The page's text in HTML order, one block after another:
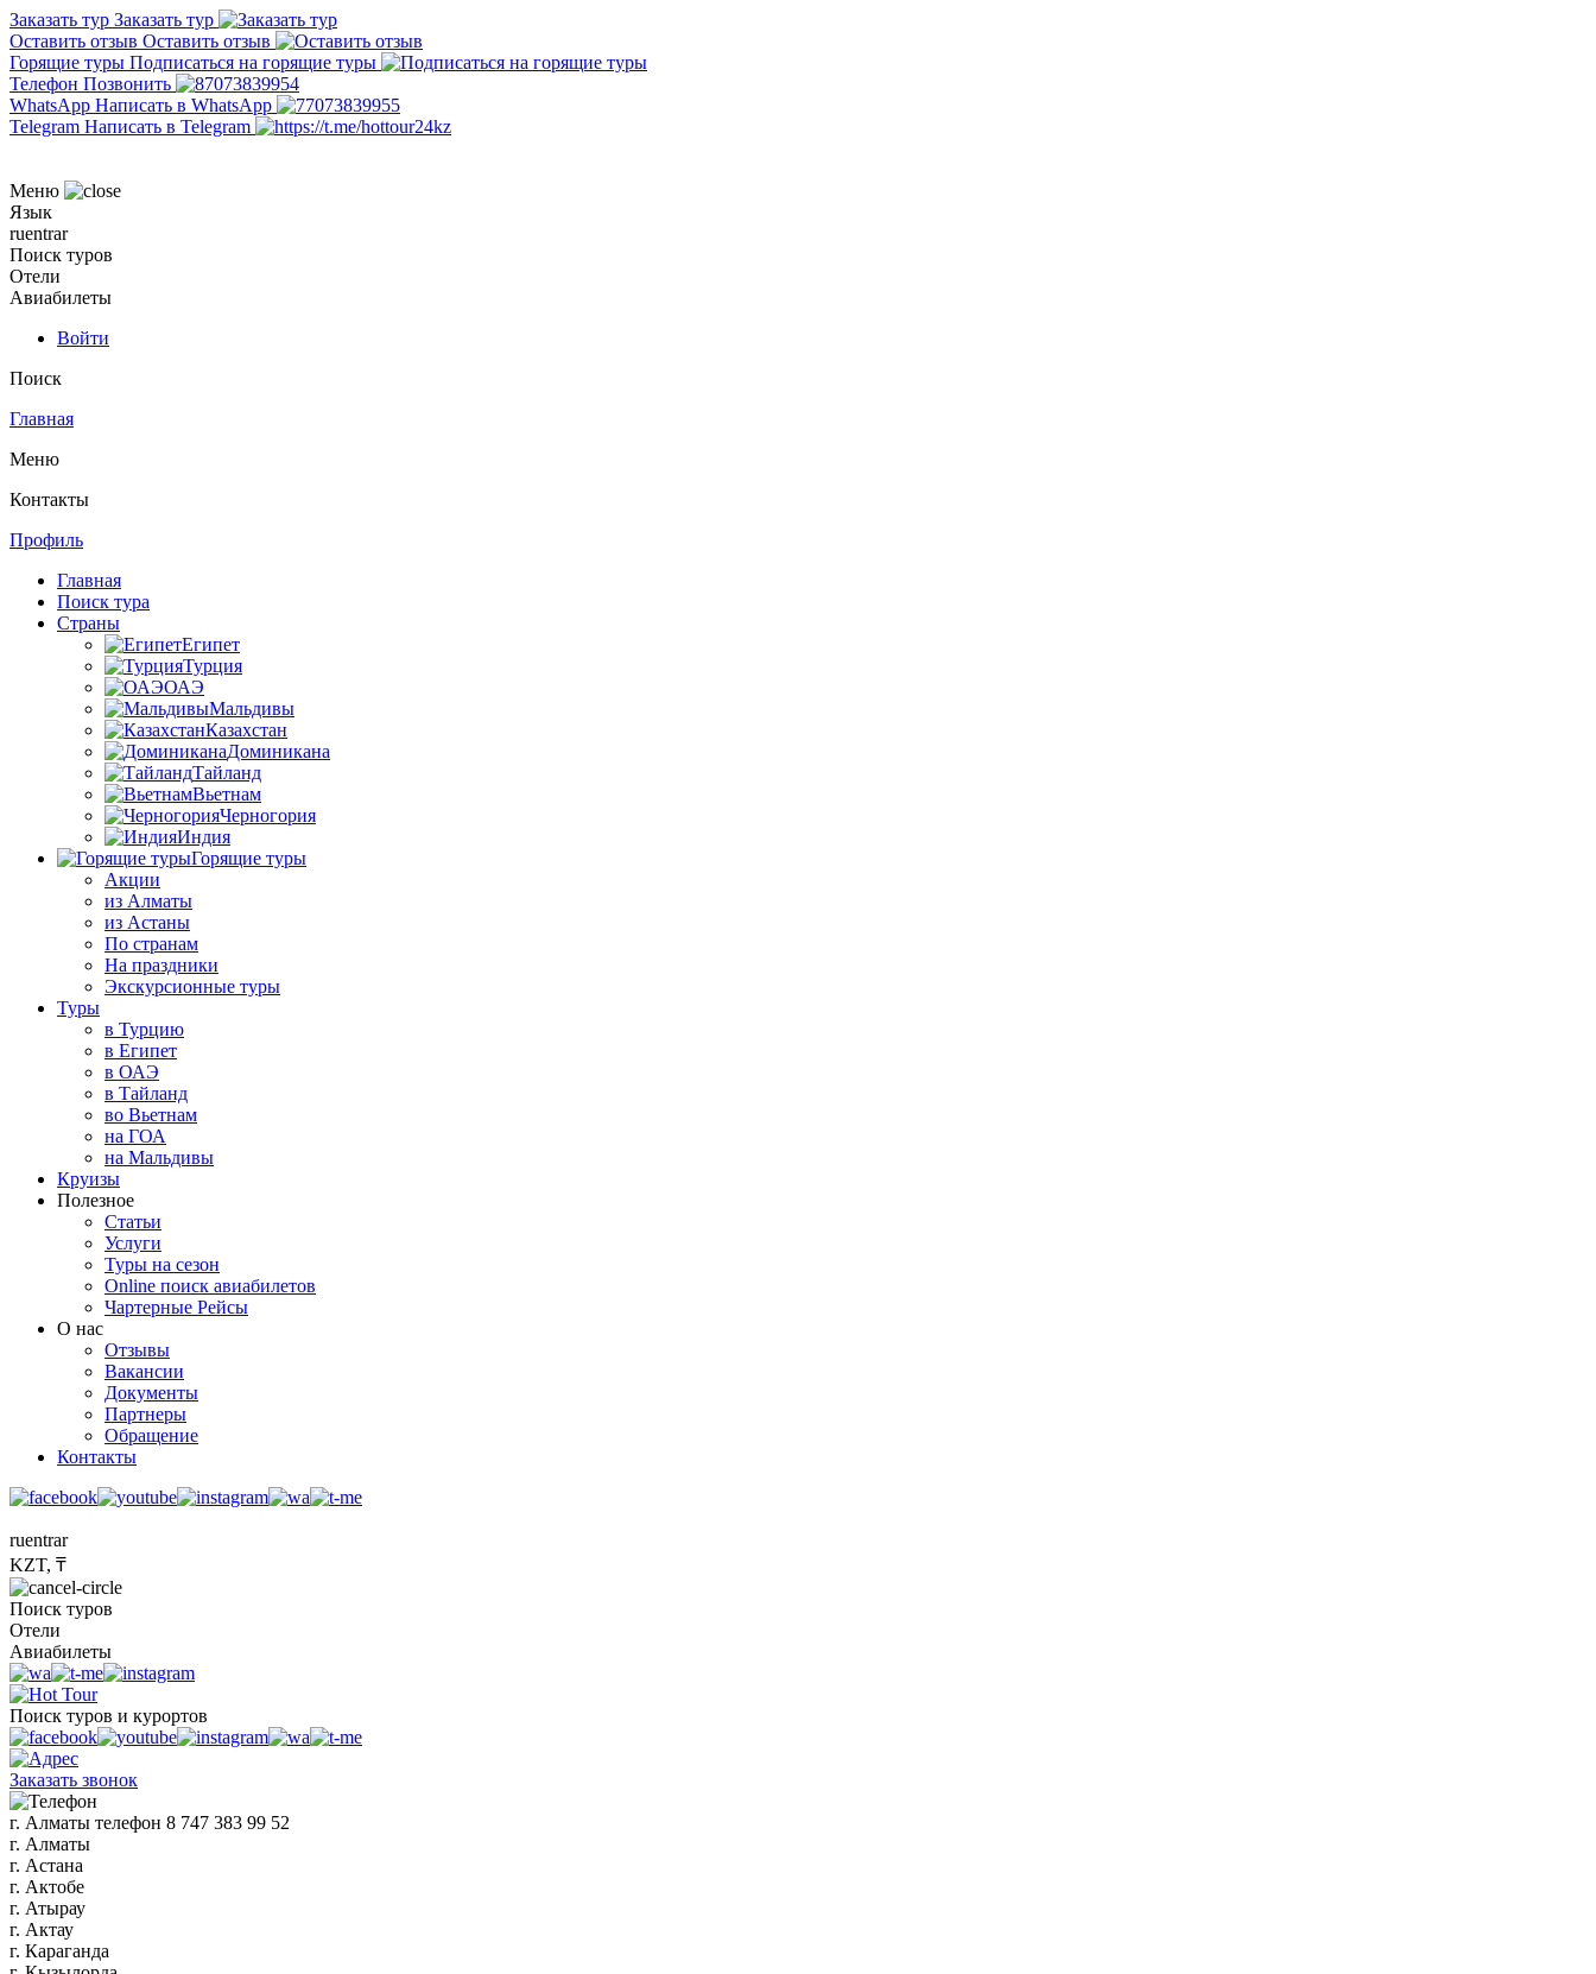
Заказать тур Заказать тур
Оставить отзыв Оставить отзыв
Горящие туры Подписаться на горящие туры
Телефон Позвонить
WhatsApp Написать в WhatsApp
Telegram Написать в Telegram
Меню
Язык
ruentrar
Поиск туров
Отели
Авиабилеты
Войти
Поиск
Главная
Меню
Контакты
Профиль
Главная
Поиск тура
Страны
Египет
Турция
ОАЭ
Мальдивы
Казахстан
Доминикана
Тайланд
Вьетнам
Черногория
Индия
Горящие туры
Акции
из Алматы
из Астаны
По странам
На праздники
Экскурсионные туры
Туры
в Турцию
в Египет
в ОАЭ
в Тайланд
во Вьетнам
на ГОА
на Мальдивы
Круизы
Полезное
Статьи
Услуги
Туры на сезон
Online поиск авиабилетов
Чартерные Рейсы
О нас
Отзывы
Вакансии
Документы
Партнеры
Обращение
Контакты
ruentrar
KZT, ₸
Поиск туров
Отели
Авиабилеты
Поиск туров и курортов
Заказать звонок
г. Алматы телефон 8 747 383 99 52
г. Алматы
г. Астана
г. Актобе
г. Атырау
г. Актау
г. Караганда